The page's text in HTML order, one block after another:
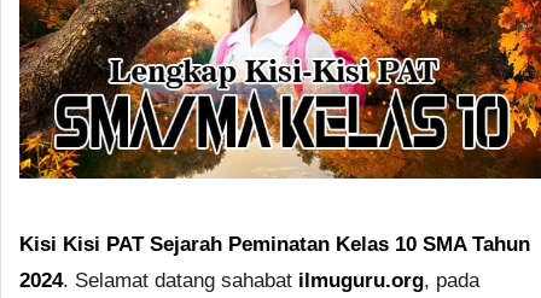
Kisi Kisi PAT Sejarah Peminatan Kelas 10 SMA Tahun
2024. Selamat datang sahabat ilmuguru.org, pada